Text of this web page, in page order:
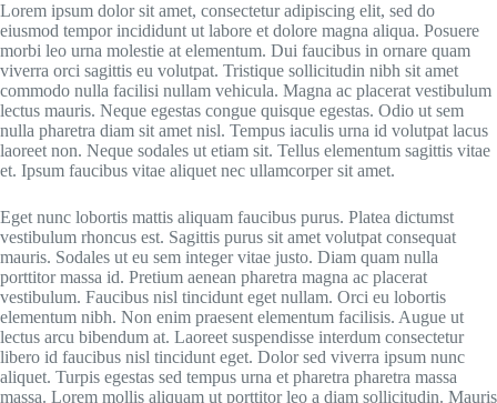
Lorem ipsum dolor sit amet, consectetur adipiscing elit, sed do
eiusmod tempor incididunt ut labore et dolore magna aliqua. Posuere
morbi leo urna molestie at elementum. Dui faucibus in ornare quam
viverra orci sagittis eu volutpat. Tristique sollicitudin nibh sit amet
commodo nulla facilisi nullam vehicula. Magna ac placerat vestibulum
lectus mauris. Neque egestas congue quisque egestas. Odio ut sem
nulla pharetra diam sit amet nisl. Tempus iaculis urna id volutpat lacus
laoreet non. Neque sodales ut etiam sit. Tellus elementum sagittis vitae
et. Ipsum faucibus vitae aliquet nec ullamcorper sit amet.
Eget nunc lobortis mattis aliquam faucibus purus. Platea dictumst
vestibulum rhoncus est. Sagittis purus sit amet volutpat consequat
mauris. Sodales ut eu sem integer vitae justo. Diam quam nulla
porttitor massa id. Pretium aenean pharetra magna ac placerat
vestibulum. Faucibus nisl tincidunt eget nullam. Orci eu lobortis
elementum nibh. Non enim praesent elementum facilisis. Augue ut
lectus arcu bibendum at. Laoreet suspendisse interdum consectetur
libero id faucibus nisl tincidunt eget. Dolor sed viverra ipsum nunc
aliquet. Turpis egestas sed tempus urna et pharetra pharetra massa
massa. Lorem mollis aliquam ut porttitor leo a diam sollicitudin. Mauris